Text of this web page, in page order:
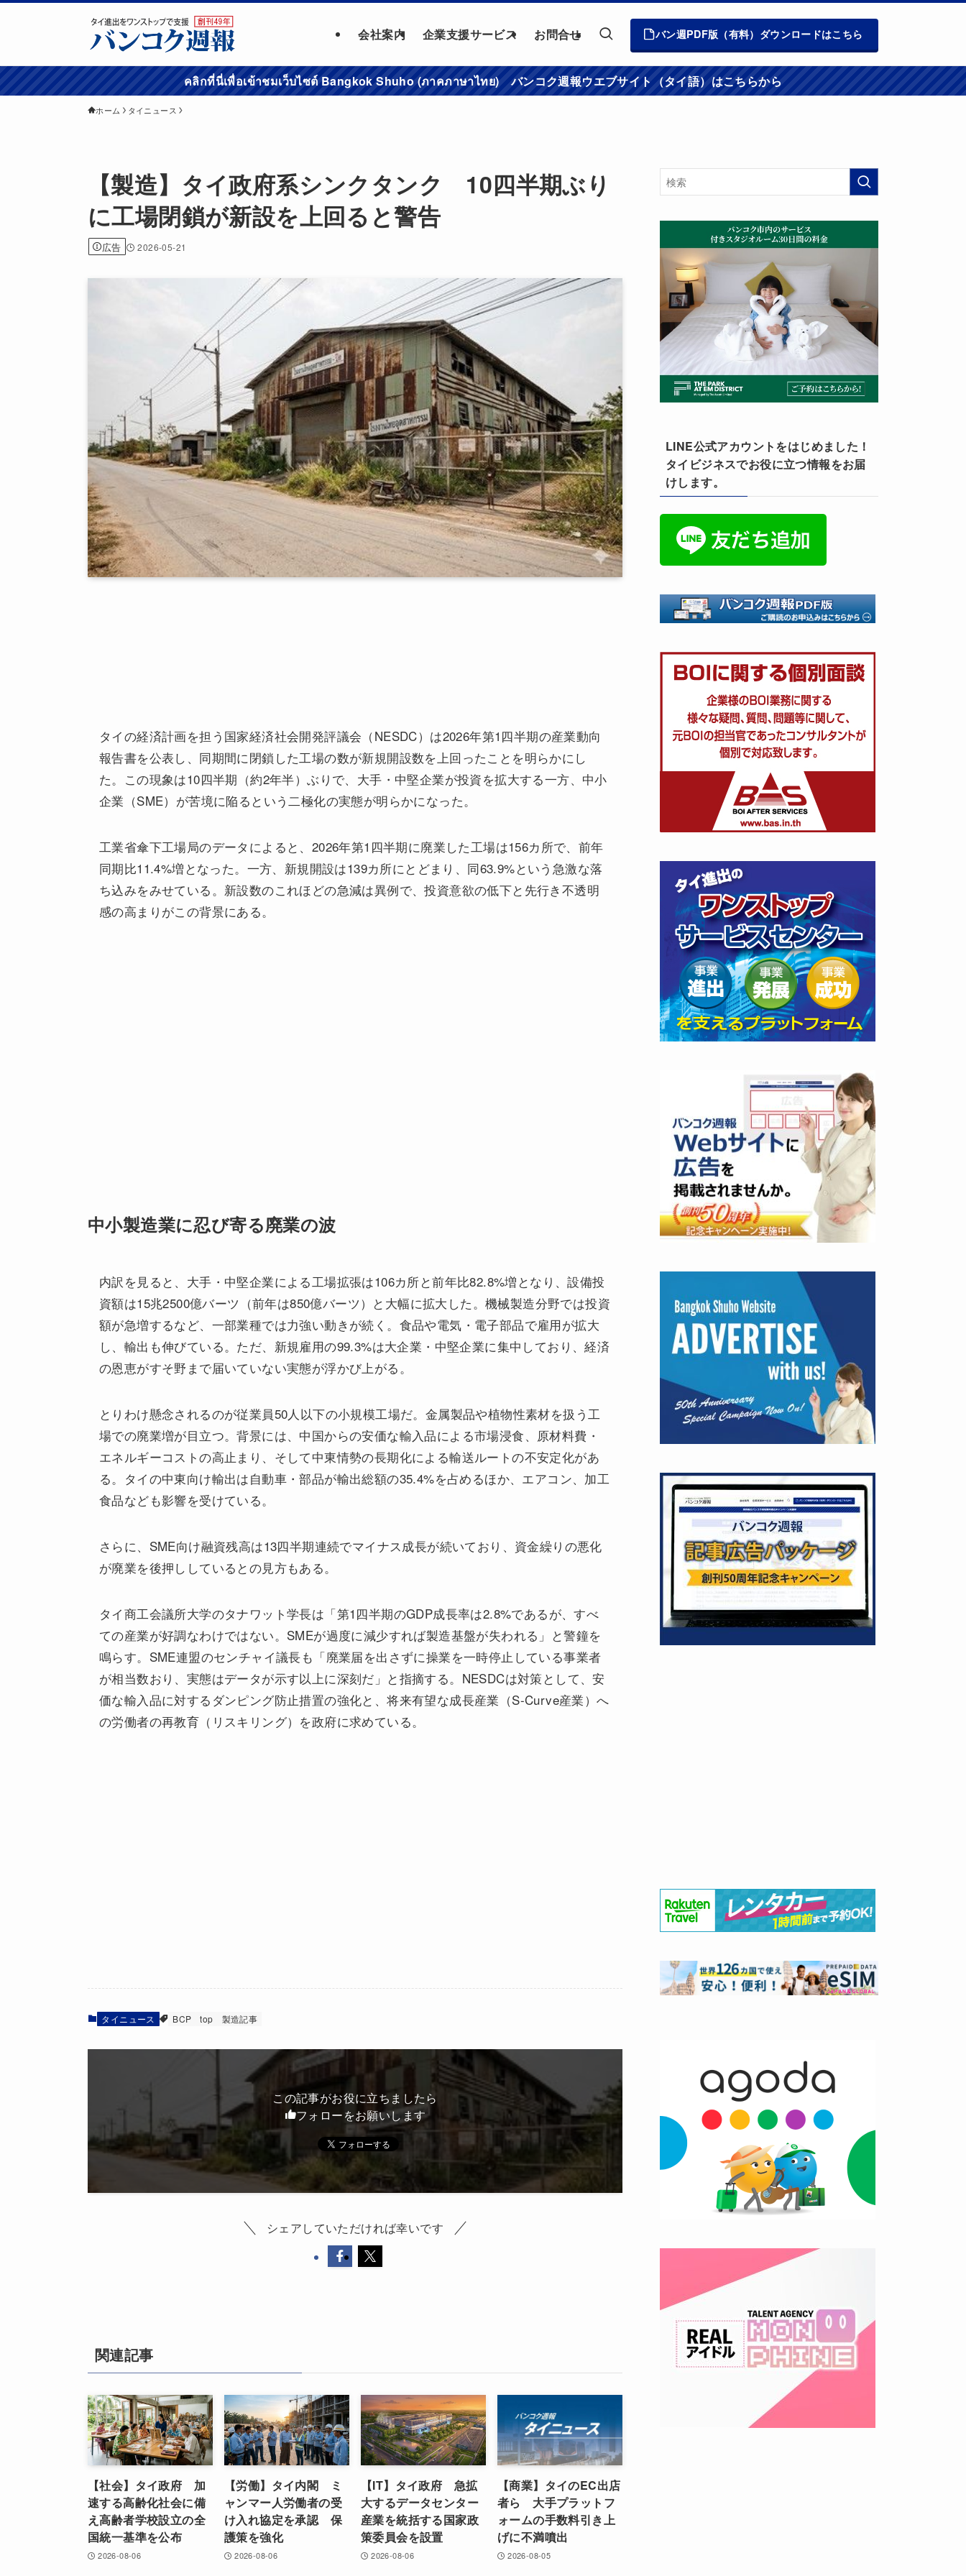
会社案内 企業支援サービス お問合せ バン週PDF版（有料）ダウンロードはこちら
คลิกที่นี่เพื่อเข้าชมเว็บไซต์ Bangkok Shuho (ภาคภาษาไทย) バンコク週報ウエブサイト（タイ語）はこちらから
ホーム タイニュース
【製造】タイ政府系シンクタンク 10四半期ぶり
に工場閉鎖が新設を上回ると警告
広告 2026-05-21
タイの経済計画を担う国家経済社会開発評議会（NESDC）は2026年第1四半期の産業動向
報告書を公表し、同期間に閉鎖した工場の数が新規開設数を上回ったことを明らかにし
た。この現象は10四半期（約2年半）ぶりで、大手・中堅企業が投資を拡大する一方、中小
企業（SME）が苦境に陥るという二極化の実態が明らかになった。
工業省傘下工場局のデータによると、2026年第1四半期に廃業した工場は156カ所で、前年
同期比11.4%増となった。一方、新規開設は139カ所にとどまり、同63.9%という急激な落
ち込みをみせている。新設数のこれほどの急減は異例で、投資意欲の低下と先行き不透明
感の高まりがこの背景にある。
中小製造業に忍び寄る廃業の波
内訳を見ると、大手・中堅企業による工場拡張は106カ所と前年比82.8%増となり、設備投
資額は15兆2500億バーツ（前年は850億バーツ）と大幅に拡大した。機械製造分野では投資
額が急増するなど、一部業種では力強い動きが続く。食品や電気・電子部品で雇用が拡大
し、輸出も伸びている。ただ、新規雇用の99.3%は大企業・中堅企業に集中しており、経済
の恩恵がすそ野まで届いていない実態が浮かび上がる。
とりわけ懸念されるのが従業員50人以下の小規模工場だ。金属製品や植物性素材を扱う工
場での廃業増が目立つ。背景には、中国からの安価な輸入品による市場浸食、原材料費・
エネルギーコストの高止まり、そして中東情勢の長期化による輸送ルートの不安定化があ
る。タイの中東向け輸出は自動車・部品が輸出総額の35.4%を占めるほか、エアコン、加工
食品なども影響を受けている。
さらに、SME向け融資残高は13四半期連続でマイナス成長が続いており、資金繰りの悪化
が廃業を後押ししているとの見方もある。
タイ商工会議所大学のタナワット学長は「第1四半期のGDP成長率は2.8%であるが、すべ
ての産業が好調なわけではない。SMEが過度に減少すれば製造基盤が失われる」と警鐘を
鳴らす。SME連盟のセンチャイ議長も「廃業届を出さずに操業を一時停止している事業者
が相当数おり、実態はデータが示す以上に深刻だ」と指摘する。NESDCは対策として、安
価な輸入品に対するダンピング防止措置の強化と、将来有望な成長産業（S-Curve産業）へ
の労働者の再教育（リスキリング）を政府に求めている。
タイニュース BCP top 製造記事
この記事がお役に立ちましたら
フォローをお願いします
シェアしていただければ幸いです
関連記事
【社会】タイ政府 加
速する高齢化社会に備
え高齢者学校設立の全
国統一基準を公布
2026-08-06
【労働】タイ内閣 ミ
ャンマー人労働者の受
け入れ協定を承認 保
護策を強化
2026-08-06
【IT】タイ政府 急拡
大するデータセンター
産業を統括する国家政
策委員会を設置
2026-08-06
【商業】タイのEC出店
者ら 大手プラットフ
ォームの手数料引き上
げに不満噴出
2026-08-05
LINE公式アカウントをはじめました！
タイビジネスでお役に立つ情報をお届
けします。